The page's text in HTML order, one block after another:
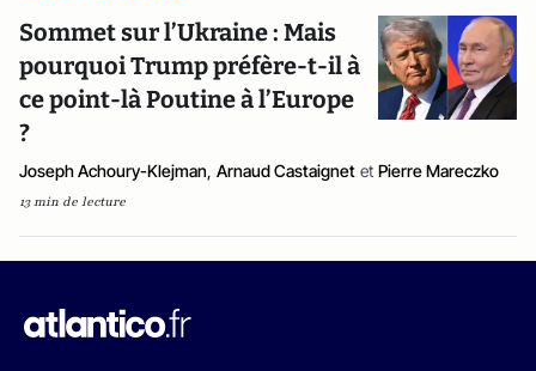
Sommet sur l’Ukraine : Mais
pourquoi Trump préfère-t-il à
ce point-là Poutine à l’Europe
?
Joseph Achoury-Klejman, Arnaud Castaignet et Pierre Mareczko
13 min de lecture